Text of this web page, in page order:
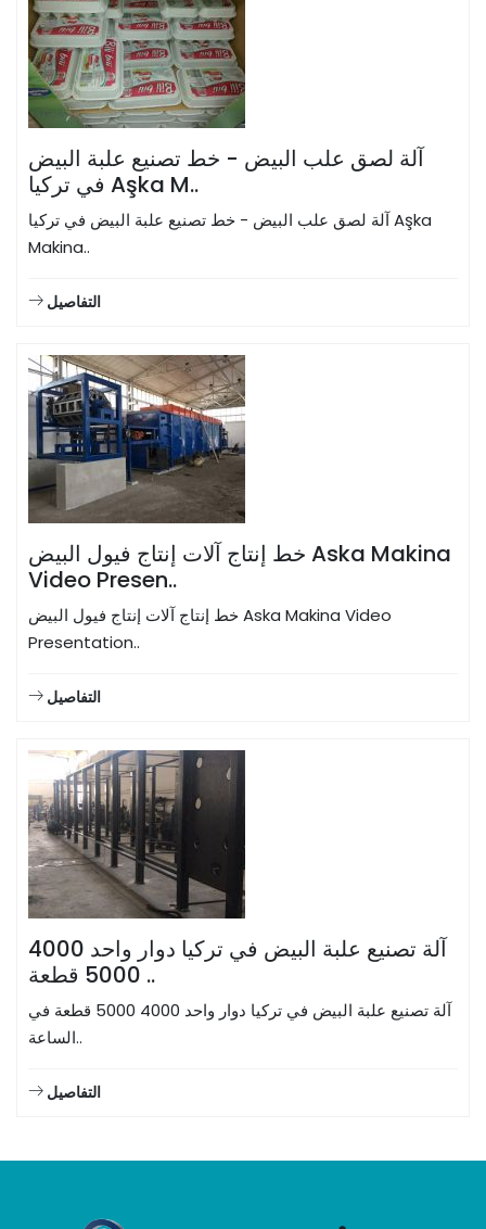
آلة لصق علب البيض - خط تصنيع علبة البيض
في تركيا Aşka M..
آلة لصق علب البيض - خط تصنيع علبة البيض في تركيا Aşka
Makina..
التفاصيل
خط إنتاج آلات إنتاج فيول البيض Aska Makina
Video Presen..
خط إنتاج آلات إنتاج فيول البيض Aska Makina Video
Presentation..
التفاصيل
آلة تصنيع علبة البيض في تركيا دوار واحد 4000
5000 قطعة ..
آلة تصنيع علبة البيض في تركيا دوار واحد 4000 5000 قطعة في
الساعة..
التفاصيل